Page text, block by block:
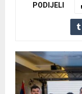
PODIJELI